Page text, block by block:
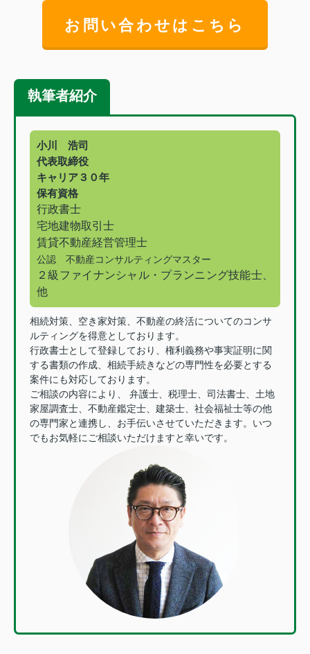
お問い合わせはこちら
執筆者紹介
小川 浩司
代表取締役
キャリア３０年
保有資格
行政書士
宅地建物取引士
賃貸不動産経営管理士
公認 不動産コンサルティングマスター
２級ファイナンシャル・プランニング技能士、
他
相続対策、空き家対策、不動産の終活についてのコンサ
ルティングを得意としております。
行政書士として登録しており、権利義務や事実証明に関
する書類の作成、相続手続きなどの専門性を必要とする
案件にも対応しております。
ご相談の内容により、 弁護士、税理士、司法書士、土地
家屋調査士、不動産鑑定士、建築士、社会福祉士等の他
の専門家と連携し、お手伝いさせていただきます。いつ
でもお気軽にご相談いただけますと幸いです。